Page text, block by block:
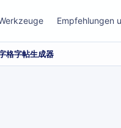
Empfehlungen
格字帖生成器